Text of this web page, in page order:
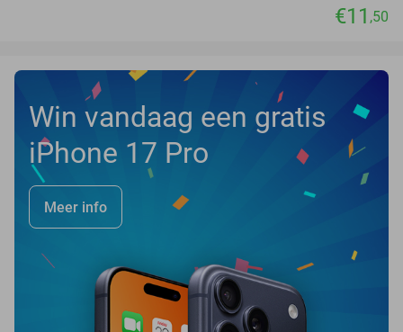
€11 ,50
Win vandaag een gratis
iPhone 17 Pro
Meer info